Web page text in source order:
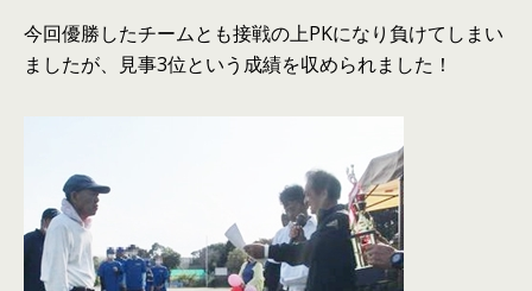
今回優勝したチームとも接戦の上PKになり負けてしまい
ましたが、見事3位という成績を収められました！